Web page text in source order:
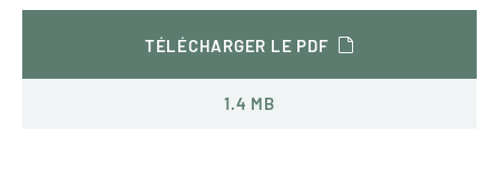
TÉLÉCHARGER LE PDF
1.4 MB